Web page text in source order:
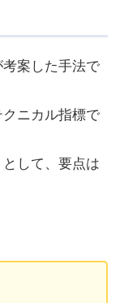
案した手法で
ニカル指標で
して、要点は